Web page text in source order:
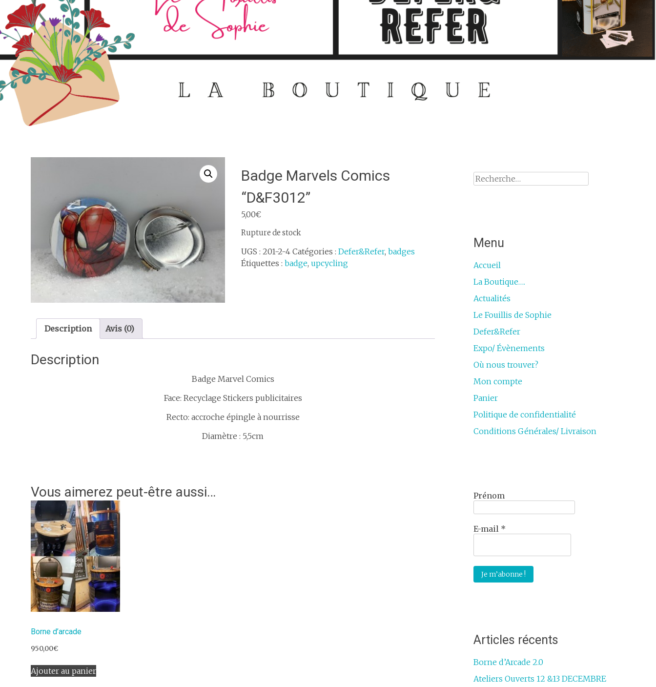
Badge Marvels Comics
“D&F3012”
5,00€
Rupture de stock
UGS : 201-2-4 Catégories : Defer&Refer, badges
Étiquettes : badge, upcycling
Description Avis (0)
Description
Badge Marvel Comics
Face: Recyclage Stickers publicitaires
Recto: accroche épingle à nourrisse
Diamètre : 5,5cm
Vous aimerez peut-être aussi…
Borne d’arcade
950,00€
Ajouter au panier
Rechercher :
Menu
Accueil
La Boutique….
Actualités
Le Fouillis de Sophie
Defer&Refer
Expo/ Évènements
Où nous trouver?
Mon compte
Panier
Politique de confidentialité
Conditions Générales/ Livraison
Prénom
E-mail *
Articles récents
Borne d’Arcade 2.0
Ateliers Ouverts 12 &13 DECEMBRE